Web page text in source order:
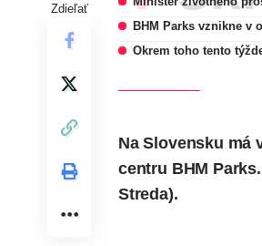
Zdieľať
BHM Parks vznikne v
Okrem toho tento
Na Slovensku má
centru BHM
Streda).